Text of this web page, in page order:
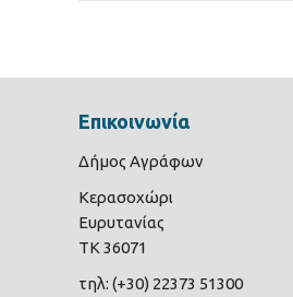
Επικοινωνία
Δήμος Αγράφων
Κερασοχώρι
Ευρυτανίας
ΤΚ 36071
τηλ: (+30) 22373 51300